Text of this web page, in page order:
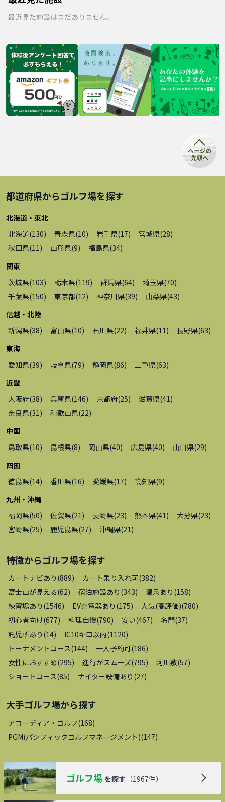
最近見た施設はまだありません。
都道府県からゴルフ場を探す
北海道・東北
北海道(130) 青森県(10) 岩手県(17) 宮城県(28)
秋田県(11 ) 山形県(9) 福島県(34)
関東
茨城県(103) 栃木県(119) 群馬県(64) 埼玉県(70)
千葉県(150) 東京都(12) 神奈川県(39) 山梨県(43)
信越・北陸
新潟県(38) 富山県(10) 石川県(22) 福井県(11 ) 長野県(63)
東海
愛知県(39) 岐阜県(79) 静岡県(86) 三重県(63)
近畿
大阪府(38) 兵庫県(146) 京都府(25) 滋賀県(41 )
奈良県(31 ) 和歌山県(22)
中国
鳥取県(10) 島根県(8) 岡山県(40) 広島県(40) 山口県(29)
四国
徳島県(14) 香川県(16) 愛媛県(17) 高知県(9)
九州・沖縄
福岡県(50) 佐賀県(21 ) 長崎県(23) 熊本県(41 ) 大分県(23)
宮崎県(25) 鹿児島県(27) 沖縄県(21 )
特徴からゴルフ場を探す
カートナビあり (889) カート乗り入れ可(382)
富士山が見える(62) 宿泊施設あり (343) 温泉あり (158)
練習場あり (1546) EV充電器あり (175) 人気(高評価)(780)
初心者向け(677) 料理自慢(790) 安い(467) 名門(37)
託児所あり (14) IC10キロ以内(1120)
トーナメントコース(144) 一人予約可(186)
女性におすすめ(295) 進行がスムーズ(795) 河川敷(57)
ショートコース(85) ナイター設備あり (27)
大手ゴルフ場から探す
アコーディア・ゴルフ(168)
PGM(パシフィックゴルフマネージメント)(147)
ゴルフ場 を探す （1967件）